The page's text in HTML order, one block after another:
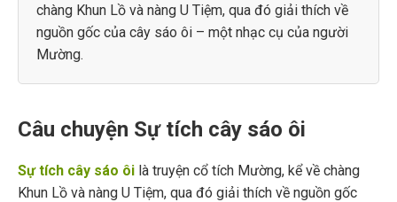
chàng Khun Lồ và nàng U Tiệm, qua đó giải thích về
nguồn gốc của cây sáo ôi – một nhạc cụ của người
Mường.
Câu chuyện Sự tích cây sáo ôi
Sự tích cây sáo ôi là truyện cổ tích Mường, kể về chàng
Khun Lồ và nàng U Tiệm, qua đó giải thích về nguồn gốc